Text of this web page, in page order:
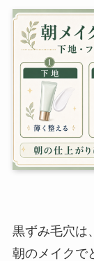
黒ずみ毛穴は、
朝のメイクで